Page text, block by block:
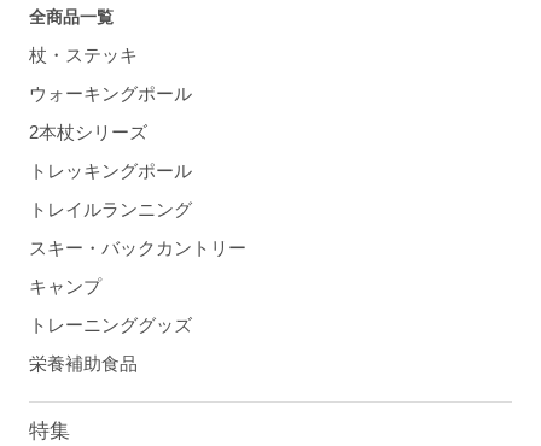
全商品一覧
杖・ステッキ
ウォーキングポール
2本杖シリーズ
トレッキングポール
トレイルランニング
スキー・バックカントリー
キャンプ
トレーニンググッズ
栄養補助食品
特集